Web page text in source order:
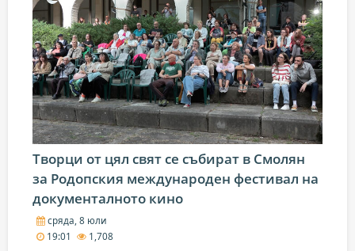
Творци от цял свят се събират в Смолян
за Родопския международен фестивал на
документалното кино
сряда, 8 юли
19:01
1,708